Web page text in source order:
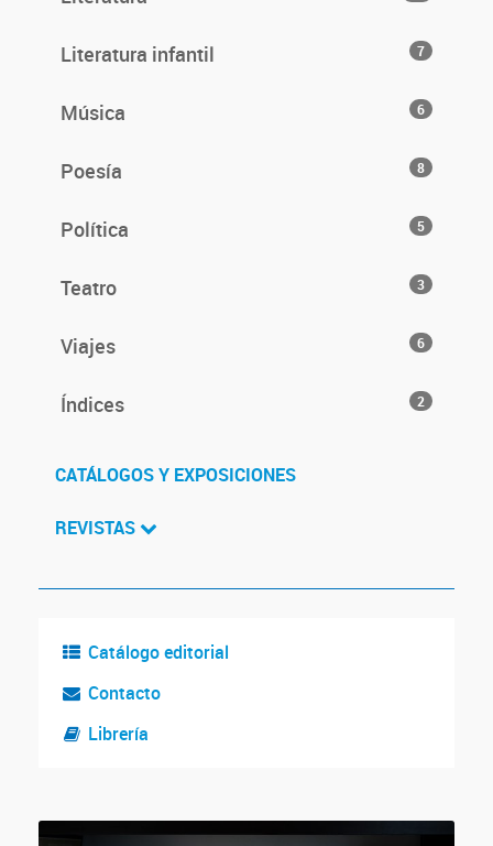
Literatura infantil 7
Música 6
Poesía 8
Política 5
Teatro 3
Viajes 6
Índices 2
CATÁLOGOS Y EXPOSICIONES
REVISTAS
Catálogo editorial
Contacto
Librería